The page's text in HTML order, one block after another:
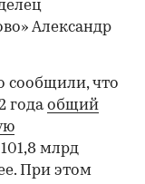
Александр
сообщили, что
годаобщий
млрд
При этом